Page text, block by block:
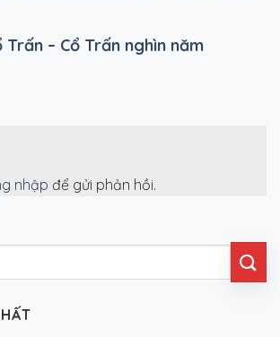
Trấn – Cổ Trấn nghìn năm
nhập để gửi phản hồi.